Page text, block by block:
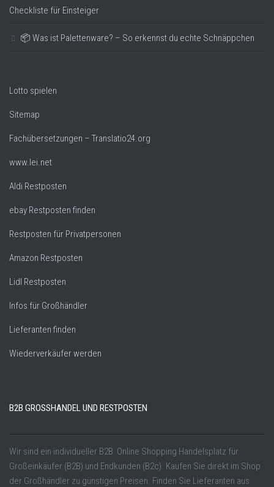
Checkliste für Einsteiger
📦 Was ist Palettenware? – So erkennst du echte Schnäppchen
Lotto spielen
Sitemap
Fachübersetzungen – Translatio24.org
www.lei.net
Aldi Restposten
ebay Restposten finden
Restposten für Privatpersonen
Amazon Restposten
Lidl Restposten
Infos für Großhändler
Lieferanten finden
Wiederverkäufer werden
B2B GROSSHANDEL UND RESTPOSTEN
Wir sind ein individueller B2B Online Shopping Handelsplatz für
Großeinkäufer (B2B) und Endkunden (B2c). Kaufen Sie direkt im Shop
der Großhändler zu günstigen Preisen. Finden Sie Lieferanten aus